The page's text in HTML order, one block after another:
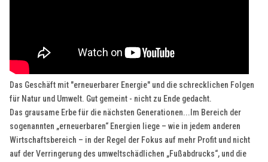
Das Geschäft mit "erneuerbarer Energie" und die schrecklichen Folgen
für Natur und Umwelt. Gut gemeint - nicht zu Ende gedacht.
Das grausame Erbe für die nächsten Generationen...Im Bereich der
sogenannten „erneuerbaren“ Energien liege – wie in jedem anderen
Wirtschaftsbereich – in der Regel der Fokus auf mehr Profit und nicht
auf der Verringerung des umweltschädlichen „Fußabdrucks“, und die